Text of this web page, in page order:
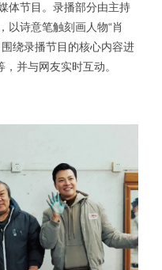
体节目。录播部分由主持
以诗意笔触刻画人物“肖
绕录播节目的核心内容进
并与网友实时互动。